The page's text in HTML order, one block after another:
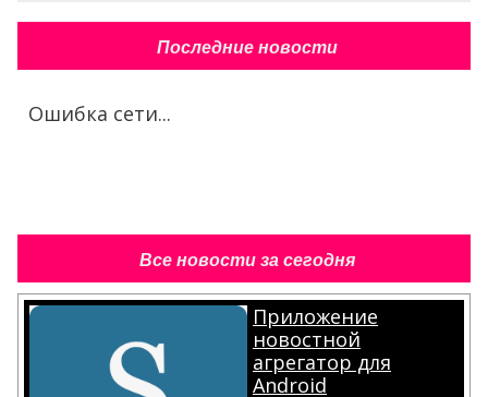
Последние новости
Ошибка сети...
Все новости за сегодня
Приложение
новостной
агрегатор для
Android